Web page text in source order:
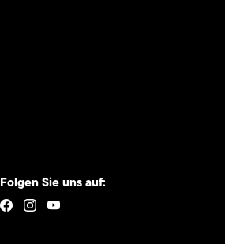
Folgen Sie uns auf: